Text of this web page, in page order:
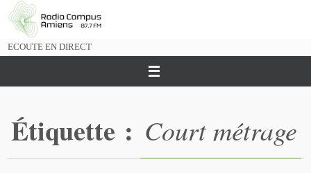
Passer
vers
ECOUTE EN DIRECT
Étiquette : Court métrage